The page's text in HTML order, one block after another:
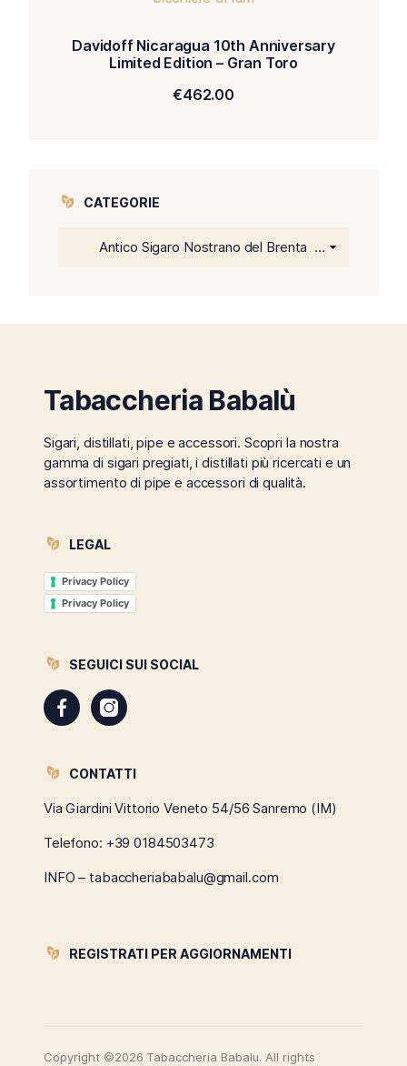
Davidoff Nicaragua 10th Anniversary
Limited Edition – Gran Toro
€462.00
CATEGORIE
Tabaccheria Babalù
Sigari, distillati, pipe e accessori. Scopri la nostra
gamma di sigari pregiati, i distillati più ricercati e un
assortimento di pipe e accessori di qualità.
LEGAL
Privacy Policy
Privacy Policy
SEGUICI SUI SOCIAL
CONTATTI
Via Giardini Vittorio Veneto 54/56 Sanremo (IM)
Telefono: +39 0184503473
INFO – tabaccheriababalu@gmail.com
REGISTRATI PER AGGIORNAMENTI
Copyright ©2026 Tabaccheria Babalu. All rights